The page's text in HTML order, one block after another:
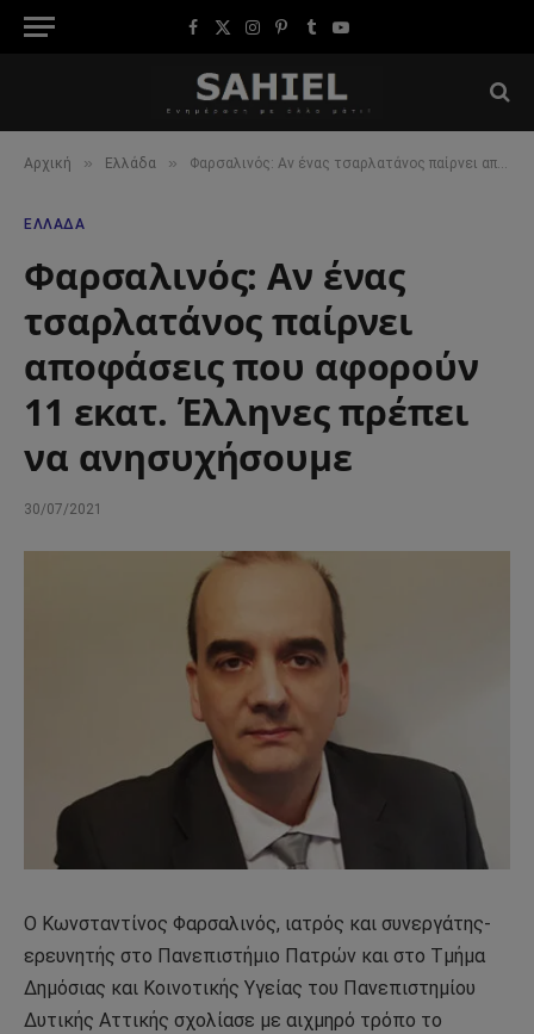
Facebook
X
Instagram
Pinterest
TumblrYouTube
Αρχική » Ελλάδα » Φαρσαλινός: Αν ένας τσαρλατάνος παίρνει αποφάσεις που αφορούν 11 εκατ. Έλληνες πρέπει να ανησυχήσουμε
ΕΛΛΆΔΑ
Φαρσαλινός: Αν ένας
τσαρλατάνος παίρνει
αποφάσεις που αφορούν
11 εκατ. Έλληνες πρέπει
να ανησυχήσουμε
30/07/2021
Ο Κωνσταντίνος Φαρσαλινός, ιατρός και συνεργάτης-
ερευνητής στο Πανεπιστήμιο Πατρών και στο Τμήμα
Δημόσιας και Κοινοτικής Υγείας του Πανεπιστημίου
Δυτικής Αττικής σχολίασε με αιχμηρό τρόπο το